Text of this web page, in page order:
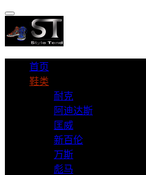
首页
鞋类
耐克
阿迪达斯
匡威
新百伦
万斯
彪马